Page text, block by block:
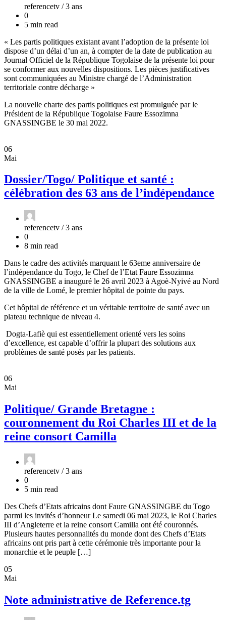
referencetv /3 ans
0
5 min read
« Les partis politiques existant avant l’adoption de la présente loi
dispose d’un délai d’un an, à compter de la date de publication au
Journal Officiel de la République Togolaise de la présente loi pour
se conformer aux nouvelles dispositions. Les pièces justificatives
sont communiquées au Ministre chargé de l’Administration
territoriale contre décharge »
La nouvelle charte des partis politiques est promulguée par le
Président de la République Togolaise Faure Essozimna
GNASSINGBE le 30 mai 2022.
06
Mai
Dossier/Togo/ Politique et santé :
célébration des 63 ans de l’indépendance
referencetv /3 ans
0
8 min read
Dans le cadre des activités marquant le 63eme anniversaire de
l’indépendance du Togo, le Chef de l’Etat Faure Essozimna
GNASSINGBE a inauguré le 26 avril 2023 à Agoè-Nyivé au Nord
de la ville de Lomé, le premier hôpital de pointe du pays.
Cet hôpital de référence et un véritable territoire de santé avec un
plateau technique de niveau 4.
Dogta-Lafiè qui est essentiellement orienté vers les soins
d’excellence, est capable d’offrir la plupart des solutions aux
problèmes de santé posés par les patients.
06
Mai
Politique/ Grande Bretagne :
couronnement du Roi Charles III et de la
reine consort Camilla
referencetv /3 ans
0
5 min read
Des Chefs d’Etats africains dont Faure GNASSINGBE du Togo
parmi les invités d’honneur Le samedi 06 mai 2023, le Roi Charles
III d’Angleterre et la reine consort Camilla ont été couronnés.
Plusieurs hautes personnalités du monde dont des Chefs d’Etats
africains ont pris part à cette cérémonie très importante pour la
monarchie et le peuple […]
05
Mai
Note administrative de Reference.tg